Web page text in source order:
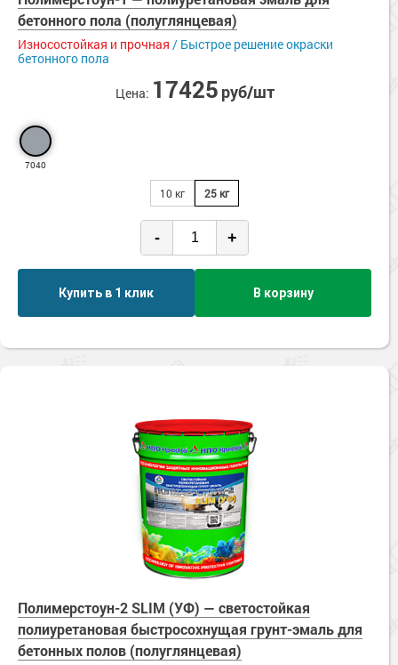
Сопутствующие товары
Морозостойкие краски для металла
Морозостойкие краски для фасада
Сопутствующие товары
Нескользящие
Паропроницаемые
Стойкие к истиранию
Химстойкие
Экологичные
Эластичные
бетонного пола (полуглянцевая)
Износостойкая и прочная / Быстрое решение окраски
бетонного пола
Цена: 17425 руб/шт
7040
10 кг 25 кг
- +
Купить в 1 клик В корзину
Полимерстоун-2 SLIM (УФ) — светостойкая
полиуретановая быстросохнущая грунт-эмаль для
бетонных полов (полуглянцевая)